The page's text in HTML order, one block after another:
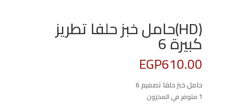
(HD)حامل خبز حلفا تطريز
كبيرة 6
EGP610.00
حامل خبز حلفا تصميم 6
1 متوفر في المخزون